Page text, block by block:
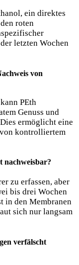
ein direktes
roten
letzten Wochen
von
PEth
Genuss und
ermöglicht eine
kontrolliertem
nachweisbar?
zu erfassen, aber
bis drei Wochen
in den Membranen
sich nur langsam
verfälscht